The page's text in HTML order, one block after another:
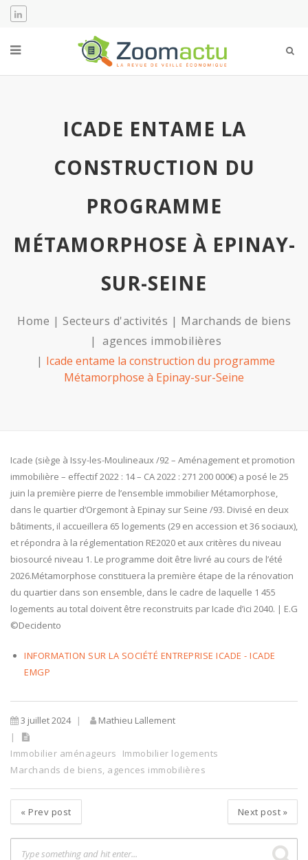
ICADE ENTAME LA
CONSTRUCTION DU
PROGRAMME
MÉTAMORPHOSE À EPINAY-
SUR-SEINE
Home Secteurs d'activités
Marchands de biens
agences immobilières
Icade entame la construction du programme
Métamorphose à Epinay-sur-Seine
Icade (siège à Issy-les-Moulineaux /92 – Aménagement et promotion
immobilière – effectif 2022 : 14 – CA 2022 : 271 200 000€) a posé le 25
juin la première pierre de l’ensemble immobilier Métamorphose,
dans le quartier d’Orgemont à Epinay sur Seine /93. Divisé en deux
bâtiments, il accueillera 65 logements (29 en accession et 36 sociaux),
et répondra à la réglementation RE2020 et aux critères du niveau
biosourcé niveau 1. Le programme doit être livré au cours de l’été
2026.Métamorphose constituera la première étape de la rénovation
du quartier dans son ensemble, dans le cadre de laquelle 1 455
logements au total doivent être reconstruits par Icade d’ici 2040. | E.G
©Decidento
INFORMATION SUR LA SOCIÉTÉ ENTREPRISE ICADE - ICADE
EMGP
3 juillet 2024 Mathieu Lallement
Immobilier aménageurs
Immobilier logements
Marchands de biens, agences immobilières
« Prev post Next post »